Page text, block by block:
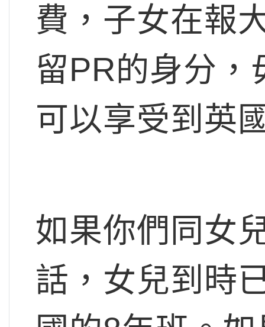
費，子女在報
留PR的身分，
可以享受到英
如果你們同女
話，女兒到時